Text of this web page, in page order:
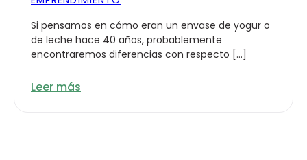
Si pensamos en cómo eran un envase de yogur o
de leche hace 40 años, probablemente
encontraremos diferencias con respecto […]
Leer más